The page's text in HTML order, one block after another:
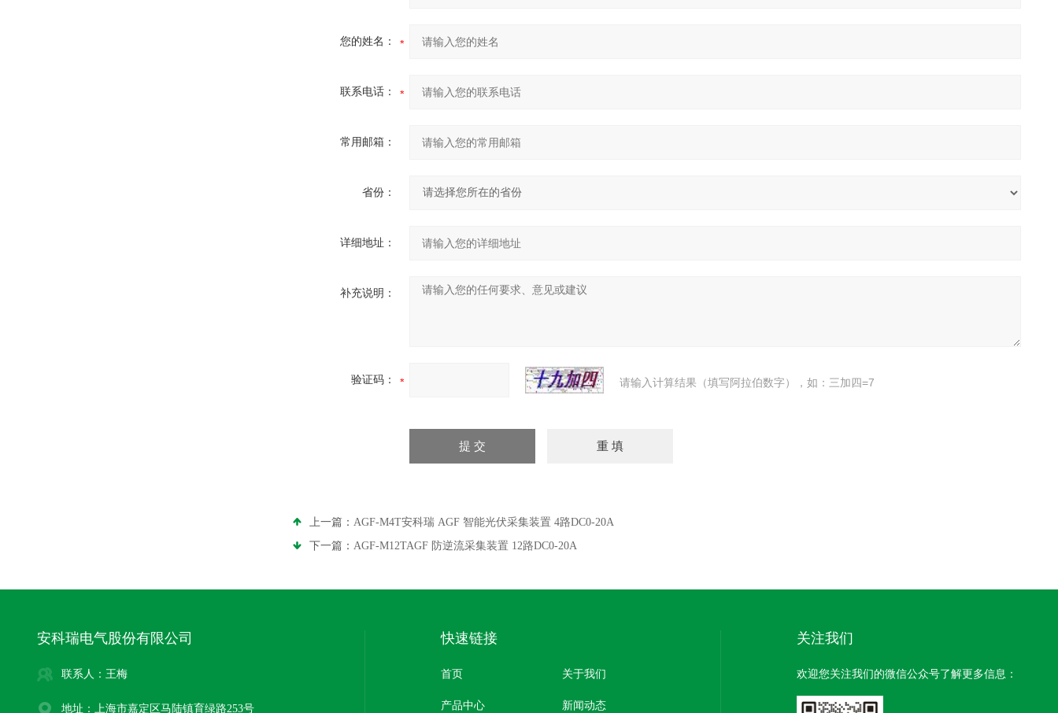
您的姓名：
联系电话：
常用邮箱：
省份：
详细地址：
补充说明：
验证码： 请输入计算结果（填写阿拉伯数字），如：三加四=7
上一篇： AGF-M4T安科瑞 AGF 智能光伏采集装置 4路DC0-20A
下一篇： AGF-M12TAGF 防逆流采集装置 12路DC0-20A
安科瑞电气股份有限公司
联系人：王梅
地址：上海市嘉定区马陆镇育绿路253号
快速链接
首页 关于我们
产品中心 新闻动态
关注我们
欢迎您关注我们的微信公众号了解更多信息：